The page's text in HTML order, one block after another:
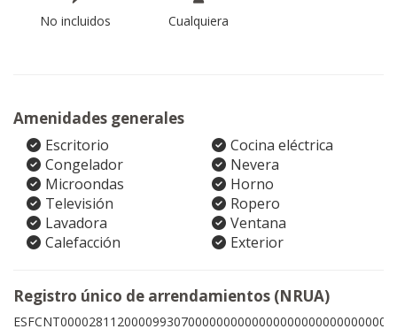
No incluidos Cualquiera
Amenidades generales
Escritorio
Cocina eléctrica
Congelador
Nevera
Microondas
Horno
Televisión
Ropero
Lavadora
Ventana
Calefacción
Exterior
Registro único de arrendamientos (NRUA)
ESFCNT00002811200009930700000000000000000000000000001